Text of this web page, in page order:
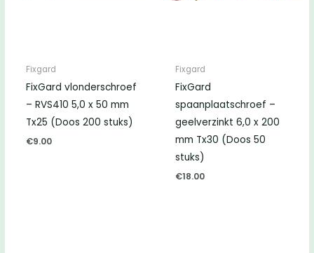
Fixgard
FixGard vlonderschroef
– RVS410 5,0 x 50 mm
Tx25 (Doos 200 stuks)
€9.00
Fixgard
FixGard
spaanplaatschroef –
geelverzinkt 6,0 x 200
mm Tx30 (Doos 50
stuks)
€18.00